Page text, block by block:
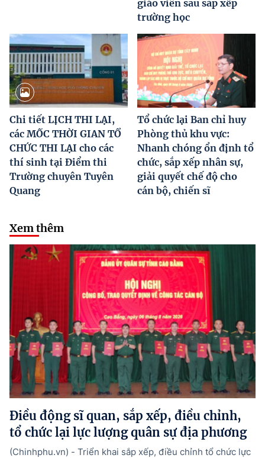
giáo viên sau sắp xếp
trường học
Chi tiết LỊCH THI LẠI,
các MỐC THỜI GIAN TỔ
CHỨC THI LẠI cho các
thí sinh tại Điểm thi
Trường chuyên Tuyên
Quang
Tổ chức lại Ban chỉ huy
Phòng thủ khu vực:
Nhanh chóng ổn định tổ
chức, sắp xếp nhân sự,
giải quyết chế độ cho
cán bộ, chiến sĩ
Xem thêm
Điều động sĩ quan, sắp xếp, điều chỉnh,
tổ chức lại lực lượng quân sự địa phương
(Chinhphu.vn) - Triển khai sắp xếp, điều chỉnh tổ chức lực